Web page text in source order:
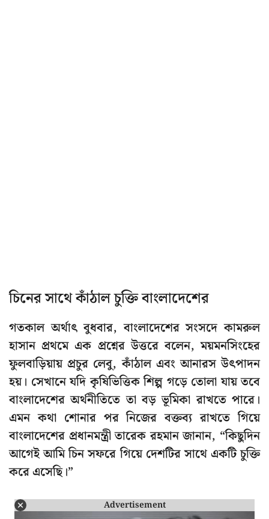
চিনের সাথে কাঁঠাল চুক্তি বাংলাদেশের
গতকাল অর্থাৎ বুধবার, বাংলাদেশের সংসদে কামরুল
হাসান প্রথমে এক প্রশ্নের উত্তরে বলেন, ময়মনসিংহের
ফুলবাড়িয়ায় প্রচুর লেবু, কাঁঠাল এবং আনারস উৎপাদন
হয়। সেখানে যদি কৃষিভিত্তিক শিল্প গড়ে তোলা যায় তবে
বাংলাদেশের অর্থনীতিতে তা বড় ভূমিকা রাখতে পারে।
এমন কথা শোনার পর নিজের বক্তব্য রাখতে গিয়ে
বাংলাদেশের প্রধানমন্ত্রী তারেক রহমান জানান, “কিছুদিন
আগেই আমি চিন সফরে গিয়ে দেশটির সাথে একটি চুক্তি
করে এসেছি।”
Advertisement